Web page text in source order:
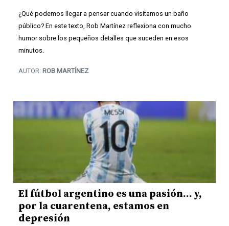
¿Qué podemos llegar a pensar cuando visitamos un baño
público? En este texto, Rob Martínez reflexiona con mucho
humor sobre los pequeños detalles que suceden en esos
minutos.
AUTOR: ROB MARTÍNEZ
El fútbol argentino es una pasión… y,
por la cuarentena, estamos en
depresión